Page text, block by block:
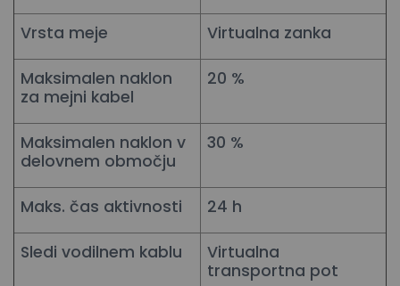
Vrsta meje Virtualna zanka
Maksimalen naklon
za mejni kabel
20 %
Maksimalen naklon v
delovnem območju
30 %
Maks. čas aktivnosti 24 h
Sledi vodilnem kablu
Virtualna
transportna pot